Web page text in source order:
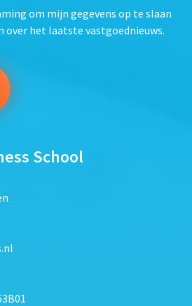
om mijn gegevens op te slaan
over het laatste vastgoednieuws.
School